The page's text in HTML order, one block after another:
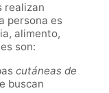
realizan
persona es
alimento,
son:
cutáneas de
buscan